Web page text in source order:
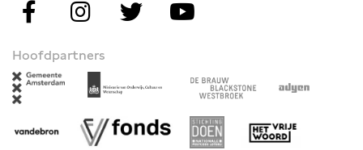
Hoofdpartners